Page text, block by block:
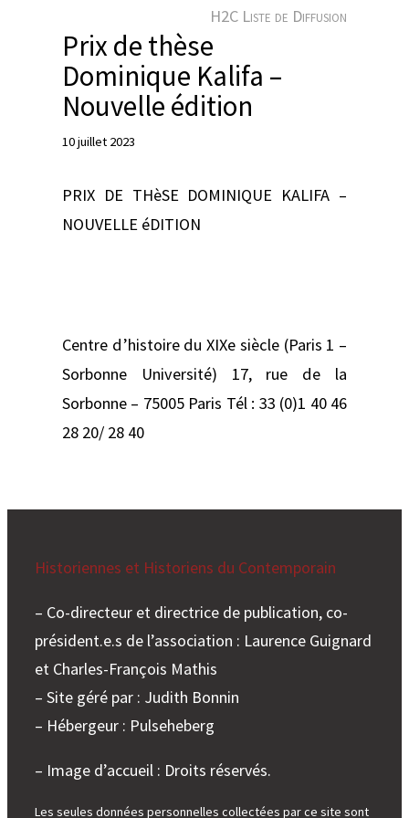
H2C Liste de Diffusion
Prix de thèse
Dominique Kalifa –
Nouvelle édition
10 juillet 2023
PRIX DE THèSE DOMINIQUE KALIFA –
NOUVELLE éDITION
Centre d’histoire du XIXe siècle (Paris 1 –
Sorbonne Université) 17, rue de la
Sorbonne – 75005 Paris Tél : 33 (0)1 40 46
28 20/ 28 40
Historiennes et Historiens du Contemporain
– Co-directeur et directrice de publication, co-
président.e.s de l’association : Laurence Guignard
et Charles-François Mathis
– Site géré par : Judith Bonnin
– Hébergeur : Pulseheberg
– Image d’accueil : Droits réservés.
Les seules données personnelles collectées par ce site sont